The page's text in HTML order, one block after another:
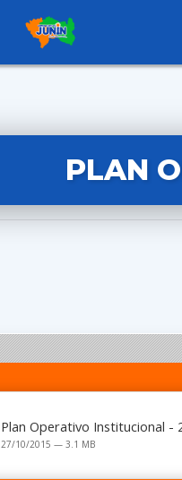
PLAN
Plan Operativo Institucional -
27/10/2015 — 3.1 MB